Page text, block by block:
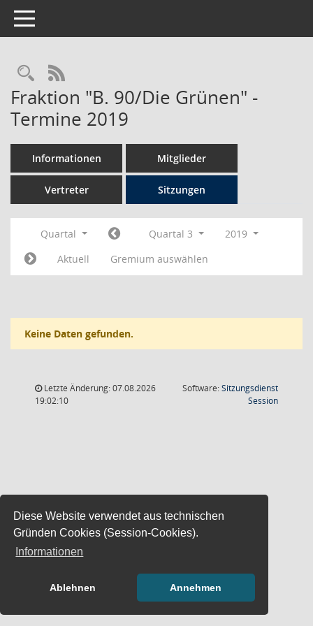
Diese Website verwendet aus technischen
Gründen Cookies (Session-Cookies).
Informationen
Ablehnen Annehmen
Toggle navigation
Rechercheauswahl
RSS-Feed
Fraktion "B. 90/Die Grünen" -
Termine 2019
Informationen Mitglieder
Vertreter Sitzungen
Quartal Quartal 3
2019
Aktuell
Gremium auswählen
Keine Daten gefunden.
Letzte Änderung: 07.08.2026
19:02:10
Software:Sitzungsdienst
Session(Wird in